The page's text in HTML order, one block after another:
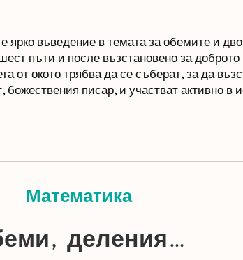
ярко въведение в темата за обемите и
пъти и после възстановено за
от окото трябва да се съберат, за да
писар, и участват активно в
Математика
деления…